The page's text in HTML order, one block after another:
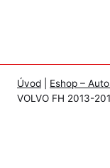
Úvod Eshop –
VOLVO FH 2013-